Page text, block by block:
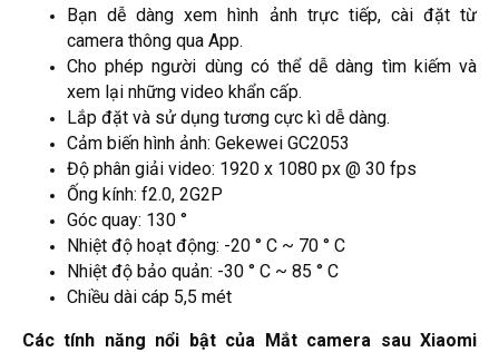
Bạn dễ dàng xem hình ảnh trực tiếp, cài đặt từ
camera thông qua App.
Cho phép người dùng có thể dễ dàng tìm kiếm và
xem lại những video khẩn cấp.
Lắp đặt và sử dụng tương cực kì dễ dàng.
Cảm biến hình ảnh: Gekewei GC2053
Độ phân giải video: 1920 x 1080 px @ 30 fps
Ống kính: f2.0, 2G2P
Góc quay: 130 °
Nhiệt độ hoạt động: -20 ° C ~ 70 ° C
Nhiệt độ bảo quản: -30 ° C ~ 85 ° C
Chiều dài cáp 5,5 mét
Các tính năng nổi bật của Mắt camera sau Xiaomi